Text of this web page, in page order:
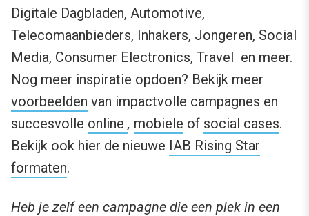
Digitale Dagbladen, Automotive,
Telecomaanbieders, Inhakers, Jongeren, Social
Media, Consumer Electronics, Travel en meer.
Nog meer inspiratie opdoen? Bekijk meer
voorbeelden van impactvolle campagnes en
succesvolle online , mobiele of social cases.
Bekijk ook hier de nieuwe IAB Rising Star
formaten.
Heb je zelf een campagne die een plek in een